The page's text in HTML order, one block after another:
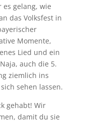
gelang, wie
das Volksfest in
Momente,
Lied und ein
auch die 5.
ziemlich ins
sehen lassen.
gehabt! Wir
damit du sie